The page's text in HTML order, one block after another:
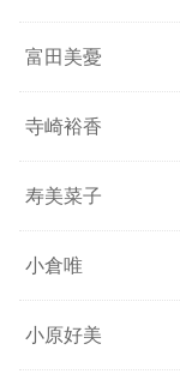
富田美憂
寺崎裕香
寿美菜子
小倉唯
小原好美